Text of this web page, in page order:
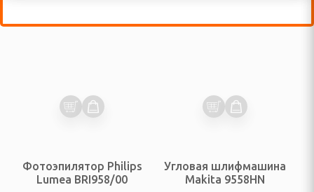
щиты и сетки
Фотоэпилятор Philips
Lumea BRI958/00
Угловая шлифмашина
Makita 9558HN